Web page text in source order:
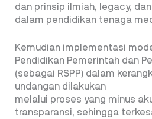
dan prinsip ilmiah, legacy,
dalam pendidikan tenaga
Kemudian implementasi
Pendidikan Pemerintah dan
(sebagai RSPP) dalam
undangan dilakukan
melalui proses yang minus
transparansi, sehingga